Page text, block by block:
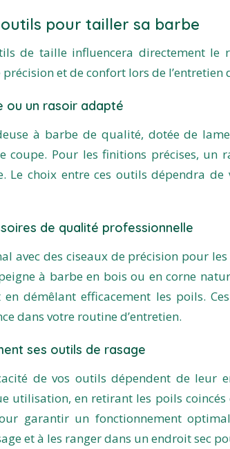
pour tailler sa barbe
de taille influencera directement le
et de confort lors de l’entretien
ou un rasoir adapté
à barbe de qualité, dotée de
coupe. Pour les finitions précises,
Le choix entre ces outils dépendra
de qualité professionnelle
avec des ciseaux de précision pour
à barbe en bois ou en corne
démêlant efficacement les poils.
dans votre routine d’entretien.
ses outils de rasage
de vos outils dépendent de leur
utilisation, en retirant les poils
garantir un fonctionnement
et à les ranger dans un endroit sec